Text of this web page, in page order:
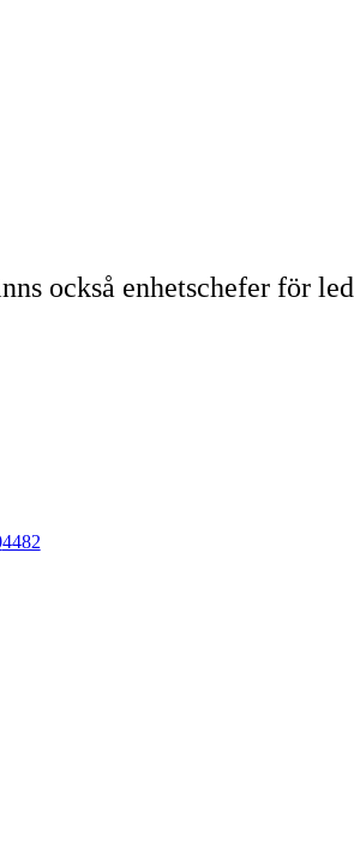
också enhetschefer för
4482